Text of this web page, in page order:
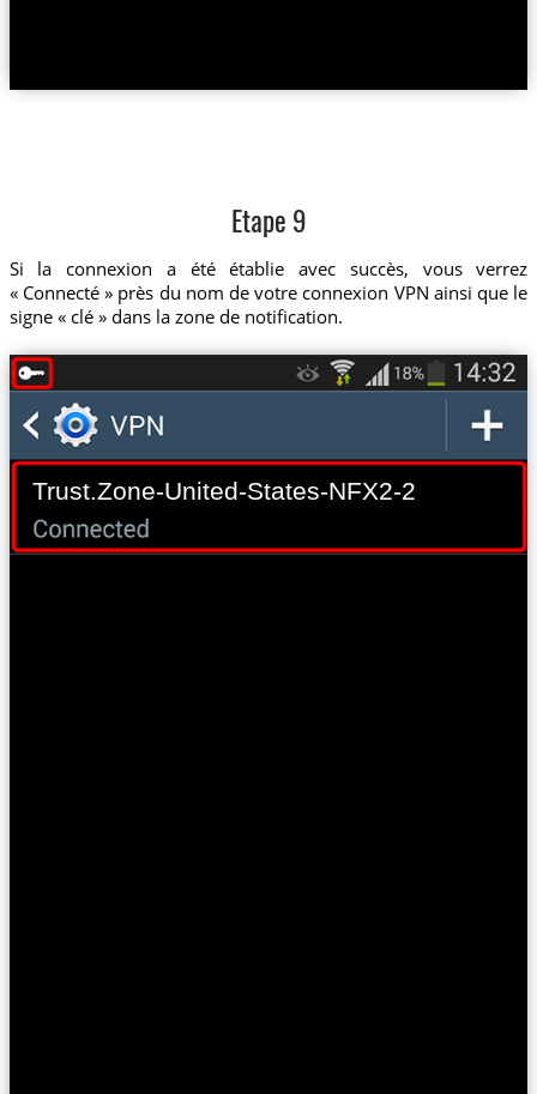
Etape 9
Si la connexion a été établie avec succès, vous verrez
« Connecté » près du nom de votre connexion VPN ainsi que le
signe « clé » dans la zone de notification.
Trust.Zone-United-States-NFX2-2